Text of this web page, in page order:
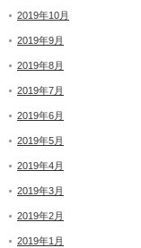
2019年10月
2019年9月
2019年8月
2019年7月
2019年6月
2019年5月
2019年4月
2019年3月
2019年2月
2019年1月